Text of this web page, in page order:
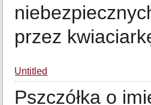
przez
Untitled
Pszczółka o